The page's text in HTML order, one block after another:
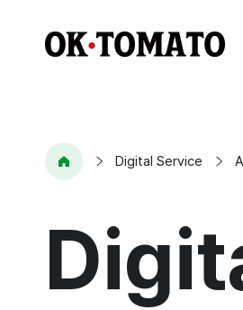
Digital Service